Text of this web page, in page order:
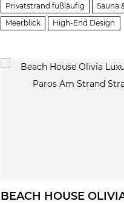
Privatstrand fußläufig
Sauna
Meerblick
High-End Design
BEACH HOUSE